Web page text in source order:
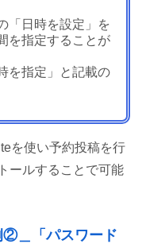
「日時を設定」を
を指定することが
を指定」と記載の
を使い予約投稿を行
ールすることで可能
②＿「パスワード